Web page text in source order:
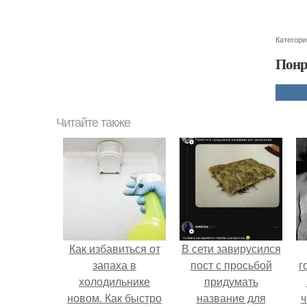
Читайте также
Как избавиться от
запаха в
холодильнике
новом. Как быстро
В сети завирусился
пост с просьбой
придумать
название для